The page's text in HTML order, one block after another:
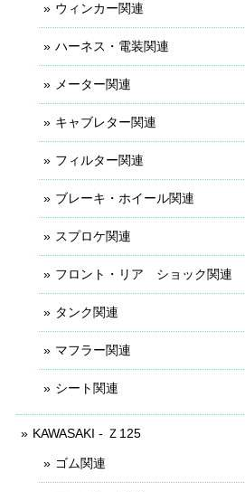
ウィンカー関連
ハーネス・電装関連
メーター関連
キャブレター関連
フィルター関連
ブレーキ・ホイール関連
スプロケ関連
フロント・リア ショック関連
タンク関連
マフラー関連
シート関連
KAWASAKI - Ｚ125
ゴム関連